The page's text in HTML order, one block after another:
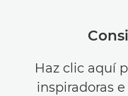
Haz clic aquí
inspiradoras